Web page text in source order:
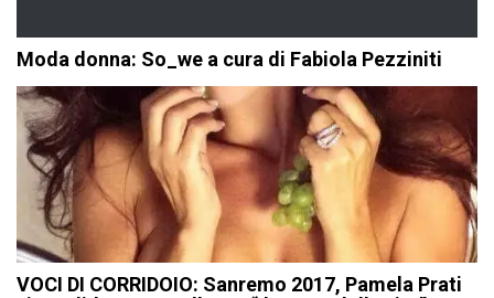
Moda donna: So_we a cura di Fabiola Pezziniti
VOCI DI CORRIDOIO: Sanremo 2017, Pamela Prati